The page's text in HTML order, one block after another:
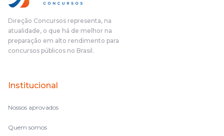
Direção Concursos representa, na
atualidade, o que há de melhor na
preparação em alto rendimento para
concursos públicos no Brasil.
Institucional
Nossos aprovados
Quem somos